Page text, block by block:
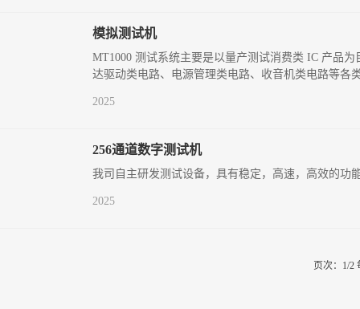
模拟测试机
MT1000 测试系统主要是以量产测试消费类 IC 产品
达驱动类电路、电源管理类电路、收音机类电路等各
2025
256通道数字测试机
我司自主研发测试设备，具有稳定，高速，高效的功
2025
页次：1/